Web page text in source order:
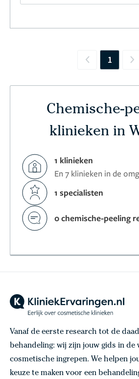
Previous
1
Chemische-
klinieken in
1 klinieken
En 7 klinieken in de
1 specialisten
0 chemische-peeling
Vanaf de eerste research tot de
behandeling: wij zijn jouw gids in de
cosmetische ingrepen. We helpen
keuze te maken voor een